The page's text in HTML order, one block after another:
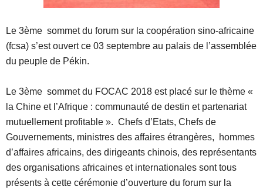
Le 3ème sommet du forum sur la coopération sino-africaine
(fcsa) s’est ouvert ce 03 septembre au palais de l’assemblée
du peuple de Pékin.
Le 3ème sommet du FOCAC 2018 est placé sur le thème «
la Chine et l’Afrique : communauté de destin et partenariat
mutuellement profitable ». Chefs d’Etats, Chefs de
Gouvernements, ministres des affaires étrangères, hommes
d’affaires africains, des dirigeants chinois, des représentants
des organisations africaines et internationales sont tous
présents à cette cérémonie d’ouverture du forum sur la